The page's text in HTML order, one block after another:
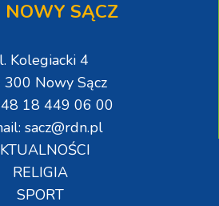
NOWY SĄCZ
Kolegiacki 4
Nowy Sącz
18 449 06 00
sacz@rdn.pl
RELIGIA
SPORT